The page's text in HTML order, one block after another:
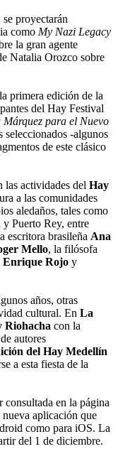
proyectarán
como My Nazi Legacy
la gran agente
Natalia Orozco sobre
primera edición de la
del Hay Festival
para el Nuevo
seleccionados -algunos
de este clásico
las actividades del Hay
a las comunidades
aledaños, tales como
Puerto Rey, entre
escritora brasileña Ana
Mello, la filósofa
Enrique Rojo y
años, otras
cultural. En La
Riohacha con la
autores
del Hay Medellín
a esta fiesta de la
en la página
aplicación que
como para iOS. La
del 1 de diciembre.